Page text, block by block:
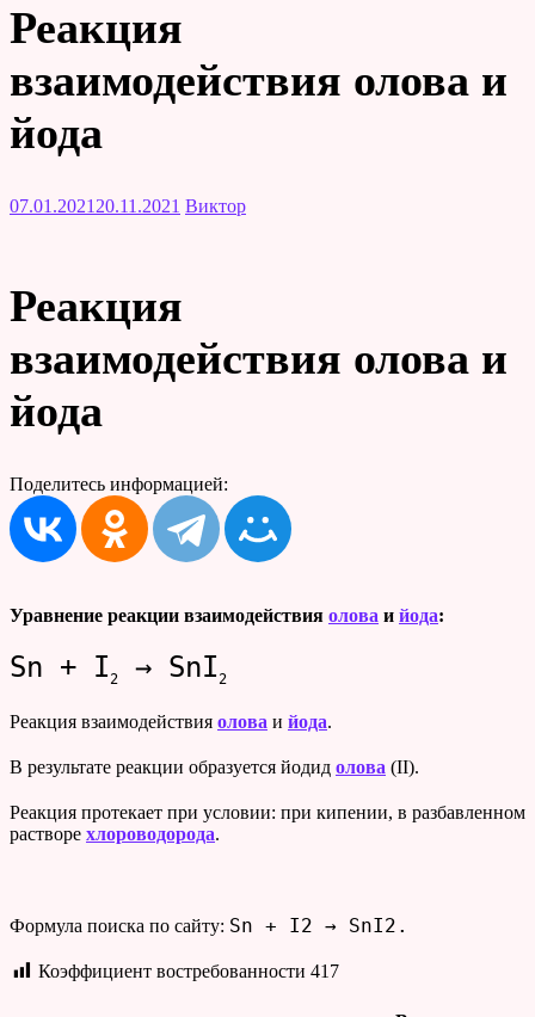
Реакция
взаимодействия олова и
йода
07.01.2021 20.11.2021 Виктор
Реакция
взаимодействия олова и
йода
Поделитесь информацией:
Уравнение реакции взаимодействия олова и йода:
Sn + I2 → SnI2
Реакция взаимодействия олова и йода.
В результате реакции образуется йодид олова (II).
Реакция протекает при условии: при кипении, в разбавленном
растворе хлороводорода.
Формула поиска по сайту: Sn + I2 → SnI2.
Коэффициент востребованности 417